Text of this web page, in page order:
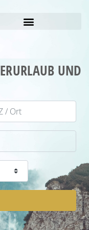
UND